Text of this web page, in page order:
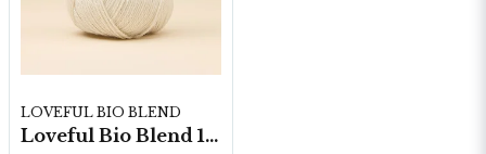
LOVEFUL BIO BLEND
Loveful Bio Blend 10nystan á 100g